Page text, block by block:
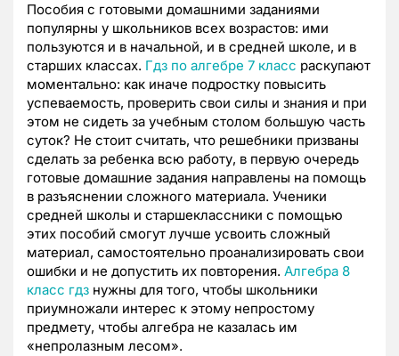
Пособия с готовыми домашними заданиями
популярны у школьников всех возрастов: ими
пользуются и в начальной, и в средней школе, и в
старших классах. Гдз по алгебре 7 класс раскупают
моментально: как иначе подростку повысить
успеваемость, проверить свои силы и знания и при
этом не сидеть за учебным столом большую часть
суток? Не стоит считать, что решебники призваны
сделать за ребенка всю работу, в первую очередь
готовые домашние задания направлены на помощь
в разъяснении сложного материала. Ученики
средней школы и старшеклассники с помощью
этих пособий смогут лучше усвоить сложный
материал, самостоятельно проанализировать свои
ошибки и не допустить их повторения. Алгебра 8
класс гдз нужны для того, чтобы школьники
приумножали интерес к этому непростому
предмету, чтобы алгебра не казалась им
«непролазным лесом».